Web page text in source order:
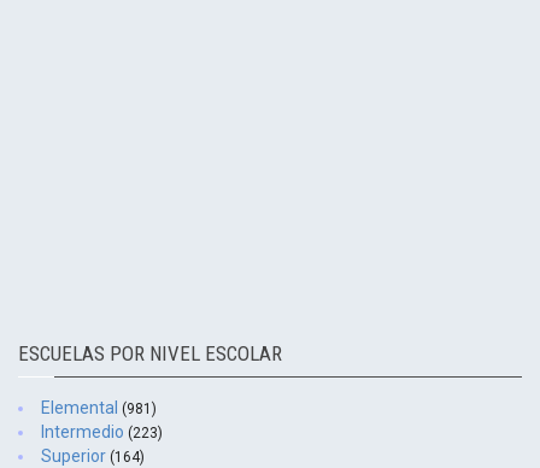
ESCUELAS POR NIVEL ESCOLAR
Elemental (981)
Intermedio (223)
Superior (164)